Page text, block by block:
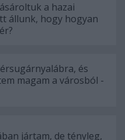
a hazai
állunk, hogy hogyan
és
magam a városból -
jártam, de tényleg,